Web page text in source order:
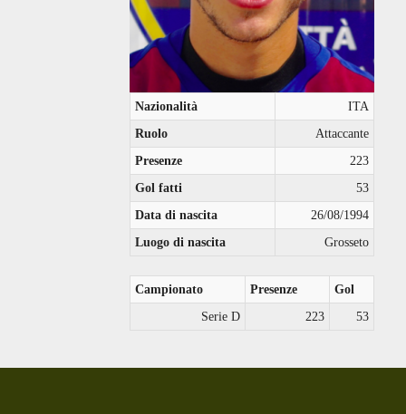
Nazionalità
ITA
Ruolo
Attaccante
Presenze
223
Gol fatti
53
Data di nascita
26/08/1994
Luogo di nascita
Grosseto
Campionato Presenze
Gol
Serie D
223 53